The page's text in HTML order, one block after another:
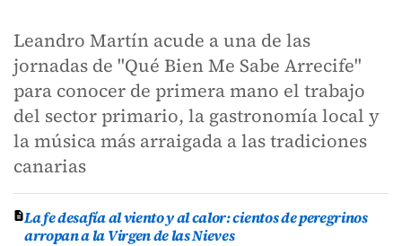
Leandro Martín acude a una de las
jornadas de "Qué Bien Me Sabe Arrecife"
para conocer de primera mano el trabajo
del sector primario, la gastronomía local y
la música más arraigada a las tradiciones
canarias
La fe desafía al viento y al calor: cientos de peregrinos
arropan a la Virgen de las Nieves